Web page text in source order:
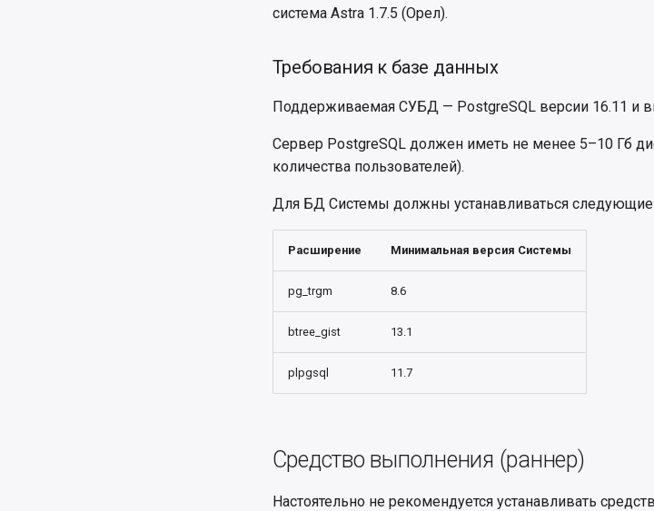
система Astra 1.7.5 (Орел).
Требования к базе данных
Поддерживаемая СУБД — PostgreSQL версии 16.11 и
Сервер PostgreSQL должен иметь не менее 5–10 Гб
количества пользователей).
Для БД Системы должны устанавливаться
Расширение Минимальная версия Системы
pg_trgm 8.6
btree_gist 13.1
plpgsql 11.7
Средство выполнения (раннер)
Настоятельно не рекомендуется устанавливать